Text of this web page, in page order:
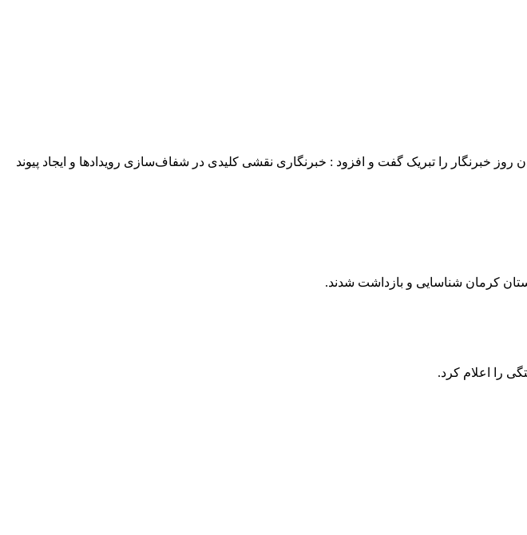
خبرنگار را تبریک گفت و افزود : خبرنگاری نقشی کلیدی در شفاف‌سازی رویدادها و ایجاد پیوند
را اعلام کرد.